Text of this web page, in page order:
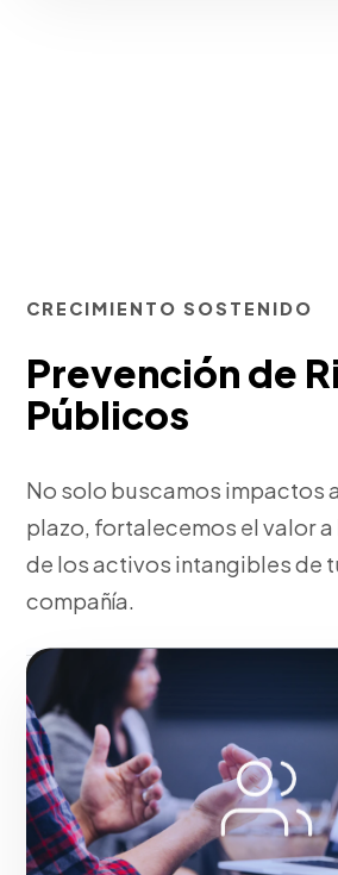
CRECIMIENTO SOSTENIDO
Prevención de
Públicos
No solo buscamos impactos
plazo, fortalecemos el valor
de los activos intangibles de
compañía.
Fase 3:
Monitoreo, análisis de KPIs
ejecutivos.
Hacerlo realidad